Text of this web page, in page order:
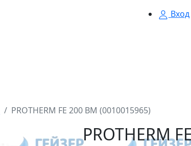
Вход
PROTHERM FE 200 BM (0010015965)
PROTHERM